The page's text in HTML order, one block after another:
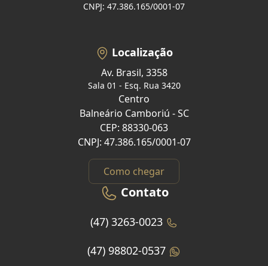
CNPJ: 47.386.165/0001-07
Localização
Av. Brasil, 3358
Sala 01 - Esq. Rua 3420
Centro
Balneário Camboriú - SC
CEP: 88330-063
CNPJ: 47.386.165/0001-07
Como chegar
Contato
(47) 3263-0023
(47) 98802-0537